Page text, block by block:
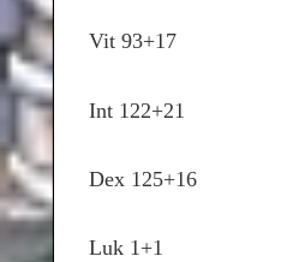
Vit 93+17
Int 122+21
Dex 125+16
Luk 1+1